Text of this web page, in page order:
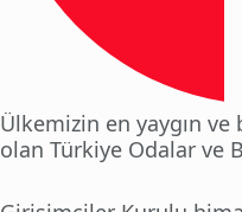
Ülkemizin en yaygın
olan Türkiye Odalar ve